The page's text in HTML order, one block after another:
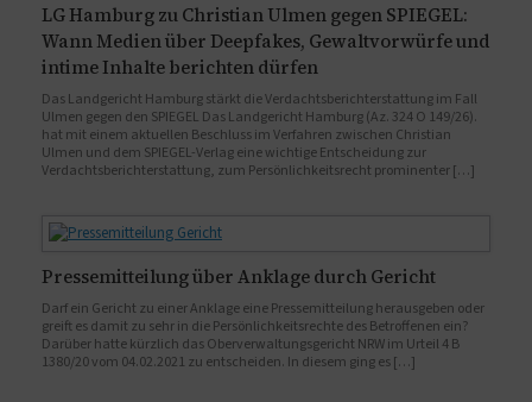
LG Hamburg zu Christian Ulmen gegen SPIEGEL:
Wann Medien über Deepfakes, Gewaltvorwürfe und
intime Inhalte berichten dürfen
Das Landgericht Hamburg stärkt die Verdachtsberichterstattung im Fall
Ulmen gegen den SPIEGEL Das Landgericht Hamburg (Az. 324 O 149/26).
hat mit einem aktuellen Beschluss im Verfahren zwischen Christian
Ulmen und dem SPIEGEL-Verlag eine wichtige Entscheidung zur
Verdachtsberichterstattung, zum Persönlichkeitsrecht prominenter […]
Pressemitteilung über Anklage durch Gericht
Darf ein Gericht zu einer Anklage eine Pressemitteilung herausgeben oder
greift es damit zu sehr in die Persönlichkeitsrechte des Betroffenen ein?
Darüber hatte kürzlich das Oberverwaltungsgericht NRW im Urteil 4 B
1380/20 vom 04.02.2021 zu entscheiden. In diesem ging es […]